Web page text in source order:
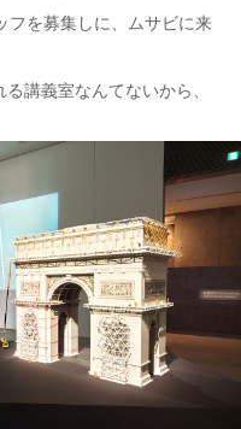
フを募集しに、ムサビに来
講義室なんてないから、